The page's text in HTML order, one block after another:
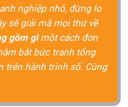
nghiệp nhỏ, đừng lo
sẽ giải mã mọi thứ về
gồm gìmột cách đơn
bắt bức tranh tổng
trên hành trình số. Cùng